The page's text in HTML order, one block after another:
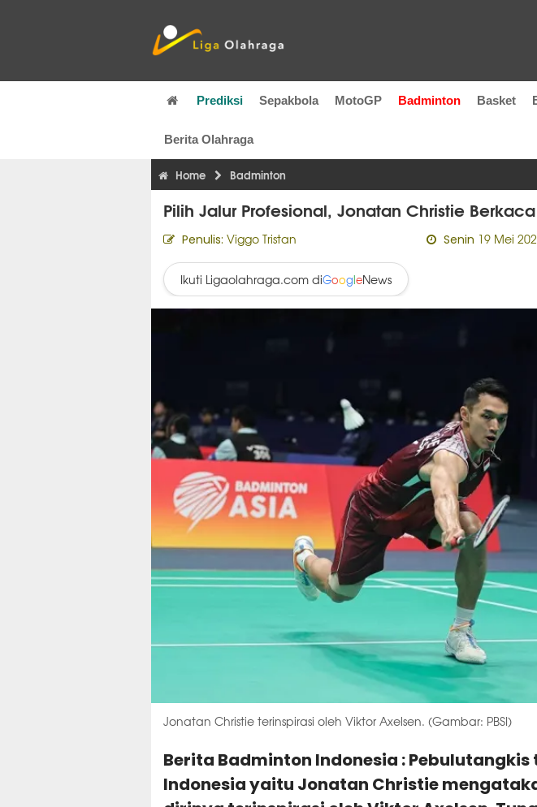
Prediksi Sepakbola MotoGP Badminton Basket
Berita Olahraga
Home Badminton
Pilih Jalur Profesional, Jonatan Christie
Penulis: Viggo Tristan Senin 19 Mei
Ikuti Ligaolahraga.com diGoogleNews
Jonatan Christie terinspirasi oleh Viktor Axelsen. (Gambar: PBSI)
Berita Badminton Indonesia :
Indonesia yaitu Jonatan Christie